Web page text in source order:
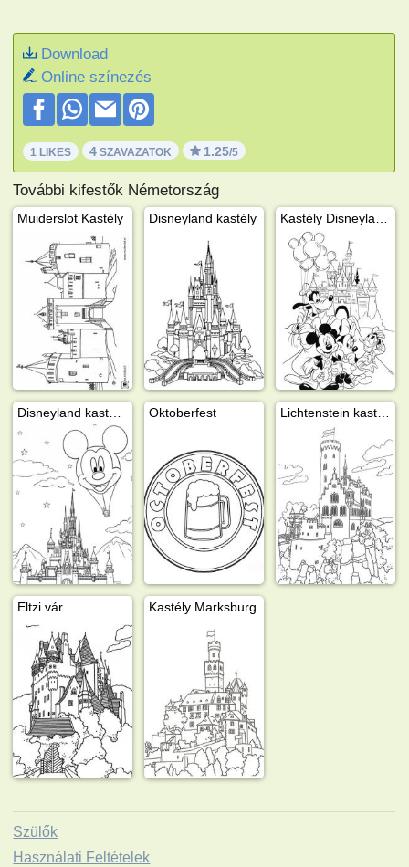
Download
Online színezés
1 LIKES 4 SZAVAZATOK 1.25/5
További kifestők Németország
Muiderslot Kastély Disneyland kastély
Oktoberfest
Eltzi vár Kastély Marksburg
Szülők
Használati Feltételek